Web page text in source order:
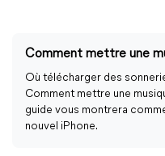
Comment mettre une
Où télécharger des
Comment mettre une
guide vous montrera
nouvel iPhone.